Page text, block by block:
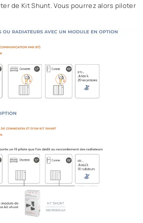
de Kit Shunt. Vous pourrez alors piloter